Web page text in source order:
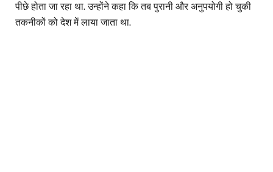
पीछे होता जा रहा था. उन्होंने कहा कि तब पुरानी और अनुपयोगी हो चुकी
तकनीकों को देश में लाया जाता था.